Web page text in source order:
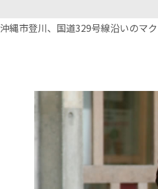
沖縄市登川、国道329号線沿いのマ